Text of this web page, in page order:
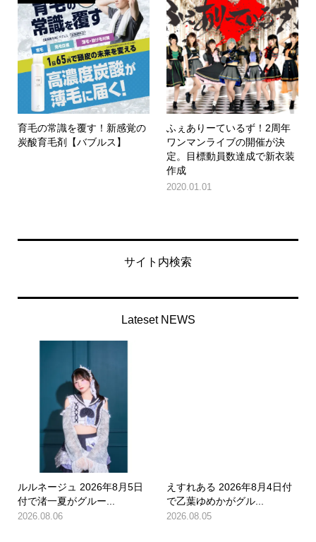
育毛の常識を覆す！新感覚の
炭酸育毛剤【バブルス】
ふぇありーているず！2周年
ワンマンライブの開催が決
定。目標動員数達成で新衣装
作成
2020.01.01
サイト内検索
Lateset NEWS
ルルネージュ 2026年8月5日
付で渚一夏がグルー...
2026.08.06
えすれある 2026年8月4日付
で乙葉ゆめかがグル...
2026.08.05